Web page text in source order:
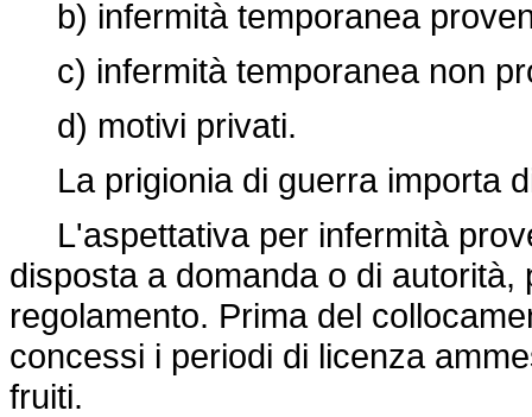
b) infermità temporanea
c) infermità temporanea non
d) motivi privati.
La prigionia di guerra importa
L'aspettativa per infermità
disposta a domanda o di
regolamento. Prima del
concessi i periodi di licenza
fruiti.